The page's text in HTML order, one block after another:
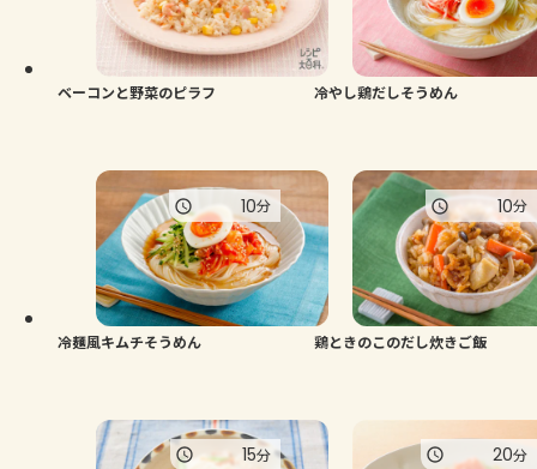
ベーコンと野菜のピラフ 冷やし鶏だしそうめん
冷麺風キムチそうめん
10分
鶏ときのこのだし炊きご飯
10分
15分 20分